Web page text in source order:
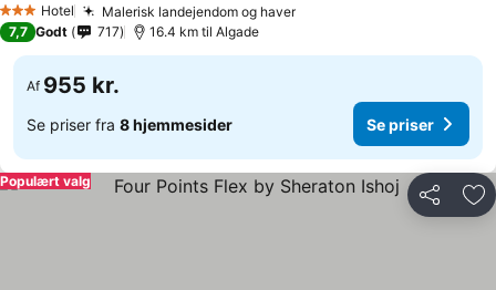
3 StjernerHotel Malerisk landejendom og haver
7,7 Godt 717 16.4 km til Algade
Af 955 kr.
Se priser fra 8 hjemmesider Se priser
Del
Populært valg